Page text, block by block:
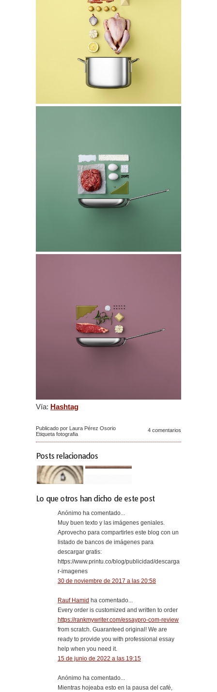
Vía: Hashtag
Publicado por Laura Pérez Osorio
Etiqueta fotografia
4 comentarios
Posts relacionados
Lo que otros han dicho de este post
Anónimo ha comentado...
Muy buen texto y las imágenes geniales.
Aprovecho para compartirles este blog con un
listado de bancos de imágenes para
descargar gratis:
https://www.printu.co/blog/publicidad/descarga
r-imagenes
30 de noviembre de 2017 a las 20:58
Rauf Hamid ha comentado...
Every order is customized and written to order
https://rankmywriter.com/essaypro-com-review
from scratch. Guaranteed original! We are
ready to provide you with professional essay
help when you need it.
15 de junio de 2022 a las 19:15
Anónimo ha comentado...
Mientras hojeaba esto en la pausa del café,